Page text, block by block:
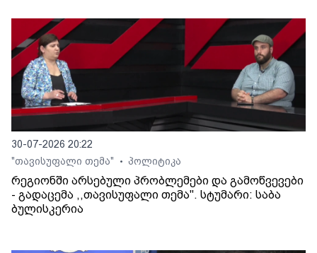
30-07-2026 20:22
"თავისუფალი თემა"
• პოლიტიკა
რეგიონში არსებული პრობლემები და გამოწვევები
- გადაცემა ,,თავისუფალი თემა". სტუმარი: საბა
ბულისკერია